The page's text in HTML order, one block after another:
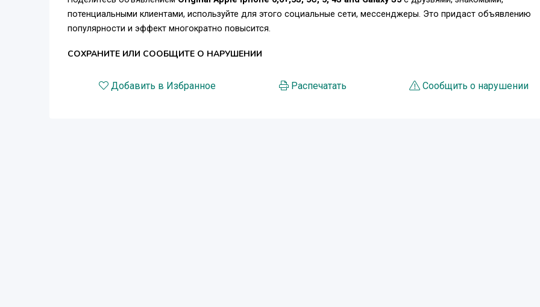
Email: saleskcameraltd@gmail.com
потенциальными клиентами, используйте для этого социальные сети, мессенджеры. Это придаст объявлению
популярности и эффект многократно повысится.
СОХРАНИТЕ ИЛИ СООБЩИТЕ О НАРУШЕНИИ
Добавить в Избранное Распечатать Сообщить о нарушении